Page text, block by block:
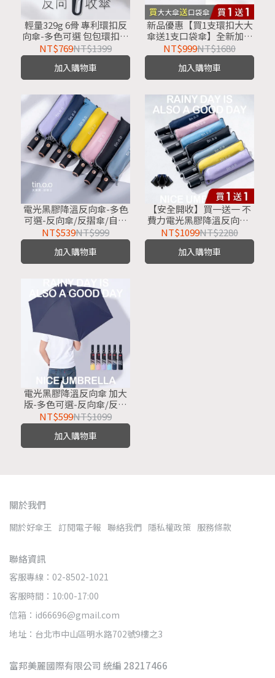
輕量329g 6骨 專利環扣反
向傘-多色可選 包包環扣傘
6骨環扣傘 反向傘/勾勾傘/
折疊傘/摺疊傘/自動折傘/
雨傘/防曬傘/大傘
NT$769NT$1399
加入購物車
新品優惠【買1支環扣大大
傘送1支口袋傘】全新加大
版 3人環扣大大傘-多色可
選 包包環扣傘 反向傘/勾勾
傘/折疊傘/摺疊傘/自動折
傘/雨傘/防曬傘/大傘面/大
NT$999NT$1680
加入購物車
電光黑膠降溫反向傘-多色
可選-反向傘/反摺傘/自動
反向傘/半遮光/抗UV防曬
傘/晴雨兩用
NT$539NT$999
加入購物車
【安全開收】買一送一 不
費力電光黑膠降溫反向傘-
多色可選-反向傘/反摺傘/
自動反向傘/半遮光/抗UV
防曬傘/晴雨兩用
NT$1099NT$2280
加入購物車
電光黑膠降溫反向傘 加大
版-多色可選-反向傘/反摺
傘/自動反向傘/半遮光/抗
UV防曬傘/大傘面
NT$599NT$1099
加入購物車
關於我們
關於好傘王 訂閱電子報 聯絡我們 隱私權政策 服務條款
聯絡資訊
客服專線：02-8502-1021
客服時間：10:00-17:00
信箱：id66696@gmail.com
地址：台北市中山區明水路702號9樓之3
富邦美麗國際有限公司 統編 28217466